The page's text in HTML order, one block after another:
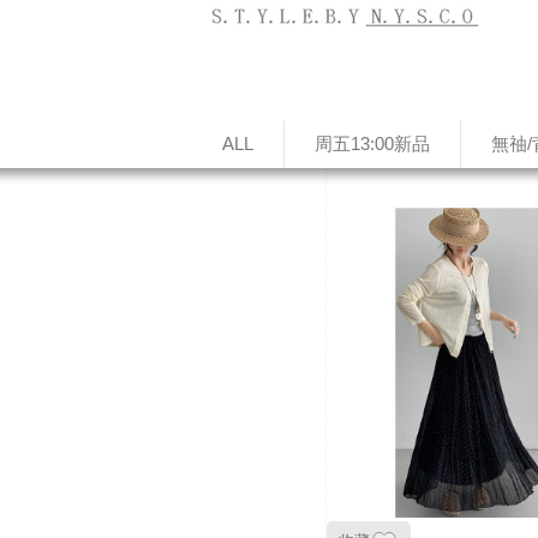
ALL 周五13:00新品 無䄂/